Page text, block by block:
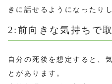
きに話せるようになったり
2:前向きな気持ちで
自分の死後を想定すると、
とがあります。